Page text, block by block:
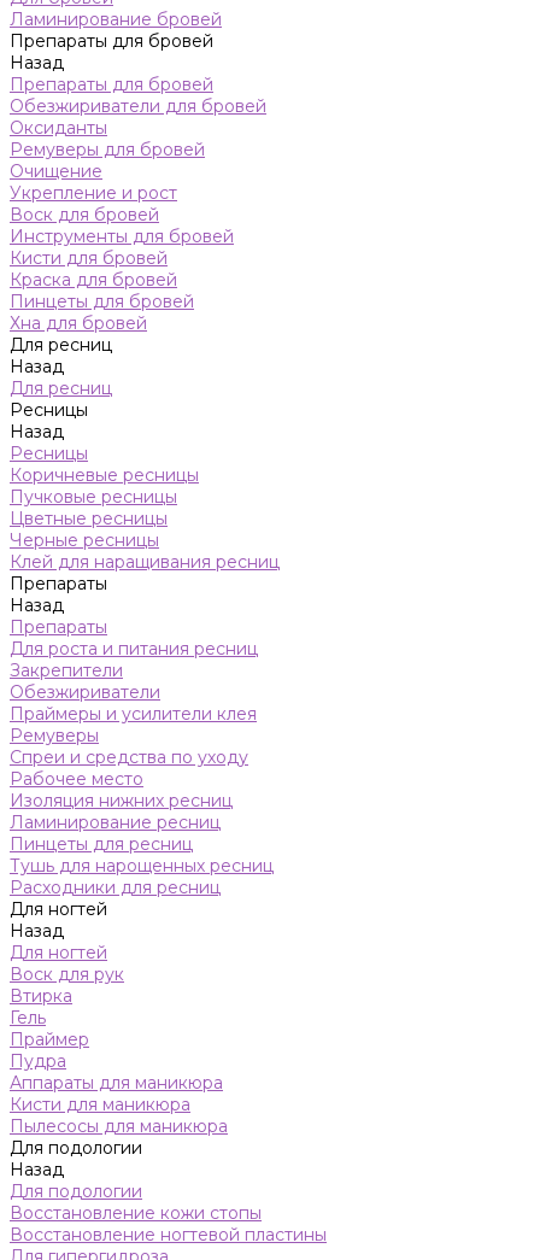
Ламинирование бровей
Препараты для бровей
Назад
Препараты для бровей
Обезжириватели для бровей
Оксиданты
Ремуверы для бровей
Очищение
Укрепление и рост
Воск для бровей
Инструменты для бровей
Кисти для бровей
Краска для бровей
Пинцеты для бровей
Хна для бровей
Для ресниц
Назад
Для ресниц
Ресницы
Назад
Ресницы
Коричневые ресницы
Пучковые ресницы
Цветные ресницы
Черные ресницы
Клей для наращивания ресниц
Препараты
Назад
Препараты
Для роста и питания ресниц
Закрепители
Обезжириватели
Праймеры и усилители клея
Ремуверы
Спреи и средства по уходу
Рабочее место
Изоляция нижних ресниц
Ламинирование ресниц
Пинцеты для ресниц
Тушь для нарощенных ресниц
Расходники для ресниц
Для ногтей
Назад
Для ногтей
Воск для рук
Втирка
Гель
Праймер
Пудра
Аппараты для маникюра
Кисти для маникюра
Пылесосы для маникюра
Для подологии
Назад
Для подологии
Восстановление кожи стопы
Восстановление ногтевой пластины